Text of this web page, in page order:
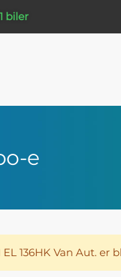
biler
e
EL 136HK Van Aut.